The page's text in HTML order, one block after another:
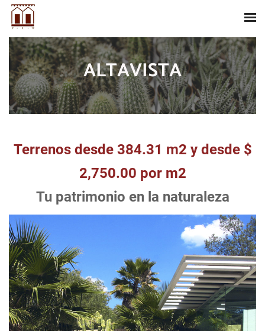
ALTAVISTA
Terrenos desde 384.31 m2 y desde $
2,750.00 por m2
Tu patrimonio en la naturaleza